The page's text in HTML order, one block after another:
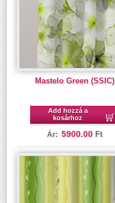
Mastelo Green (SSIC)
Add hozzá a
kosárhoz
Ár: 5900.00 Ft